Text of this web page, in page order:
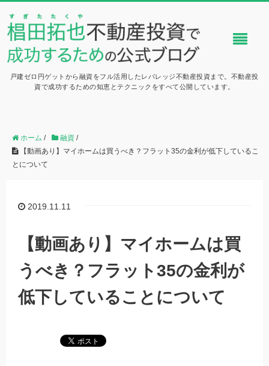
戸建ゼロ円ゲットから融資をフル活用したレバレッジ不動産投資まで。不動産投
資で成功するための知恵とテクニックをすべて公開しています。
ホーム / 融資 /
【動画あり】マイホームは買うべき？フラット35の金利が低下しているこ
とについて
2019.11.11
【動画あり】マイホームは買
うべき？フラット35の金利が
低下していることについて